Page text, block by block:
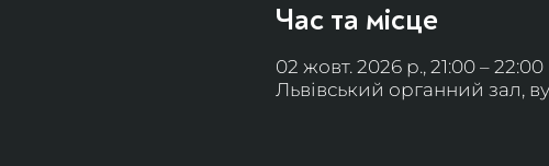
Час та місце
02 жовт. 2026 р., 21:00 – 22:00
Львівський органний зал,